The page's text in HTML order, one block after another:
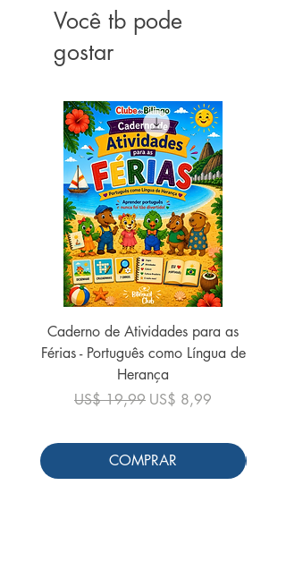
ISBN-13 ‏ : ‎ 978-8576837657
Medidas ‏ : ‎ 27 x 24.2 x 1 cm
Ano: 2015
Você tb pode
gostar
Caderno de Atividades para as
Férias - Português como Língua de
Herança
Preço normal
US$ 19,99 Preço promocional
US$ 8,99
COMPRAR